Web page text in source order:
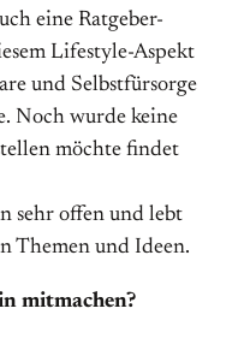
eine Ratgeber-
Lifestyle-Aspekt
und Selbstfürsorge
Noch wurde keine
möchte findet
sehr offen und lebt
Themen und Ideen.
mitmachen?